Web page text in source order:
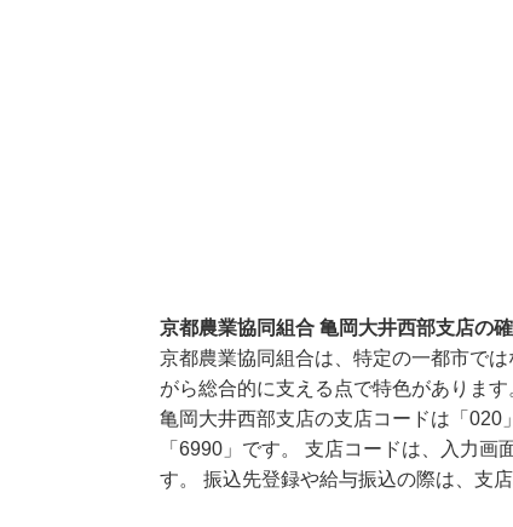
京都農業協同組合 亀岡大井西部支店の
京都農業協同組合は、特定の一都市で
がら総合的に支える点で特色があります
亀岡大井西部支店の支店コードは「020
「6990」です。 支店コードは、入力
す。 振込先登録や給与振込の際は、支